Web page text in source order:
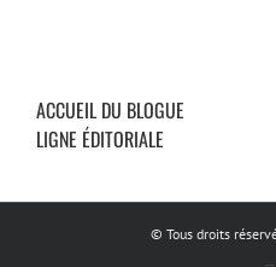
ACCUEIL DU BLOGUE
LIGNE ÉDITORIALE
© Tous droits